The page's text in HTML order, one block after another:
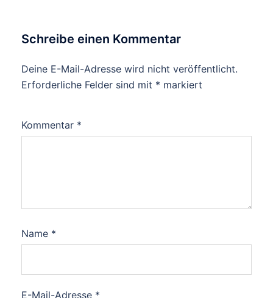
Schreibe einen Kommentar
Deine E-Mail-Adresse wird nicht veröffentlicht.
Erforderliche Felder sind mit * markiert
Kommentar *
Name *
E-Mail-Adresse *
Alternative: